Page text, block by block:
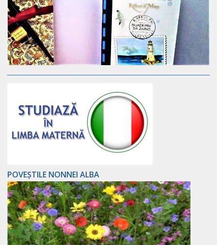
POVEȘTILE NONNEI ALBA